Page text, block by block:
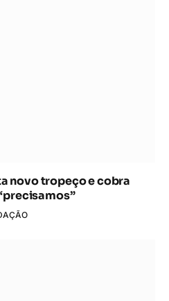
novo tropeço e cobra